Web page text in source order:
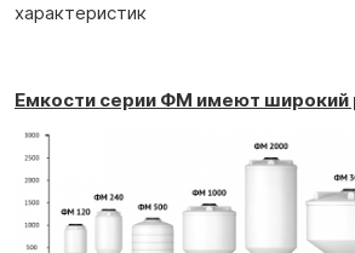
характеристик
Емкости серии ФМ имеют широкий